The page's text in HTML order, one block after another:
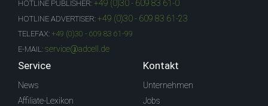
HOTLINE PUBLISHER: +49 (0)30 - 609 83 61-0
HOTLINE ADVERTISER: +49 (0)30 - 609 83 61-23
TELEFAX: +49 (0)30 - 609 83 61-99
E-MAIL: service@adcell.de
Service
News
Affiliate-Lexikon
Kontakt
Unternehmen
Jobs